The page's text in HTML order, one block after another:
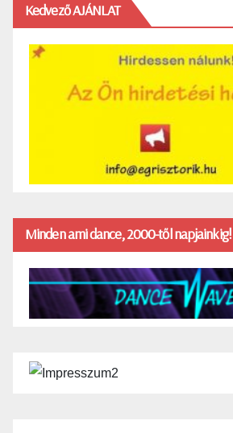
Kedvező AJÁNLAT
Minden ami dance, 2000-től napjainkig!